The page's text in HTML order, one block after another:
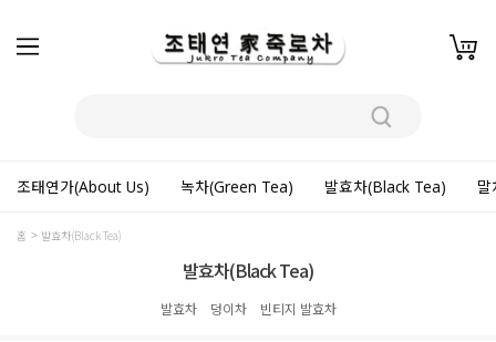
조태연가(About Us) 녹차(Green Tea) 발효차(Black Tea)
홈 발효차(Black Tea)
발효차(Black Tea)
발효차 덩이차 빈티지 발효차